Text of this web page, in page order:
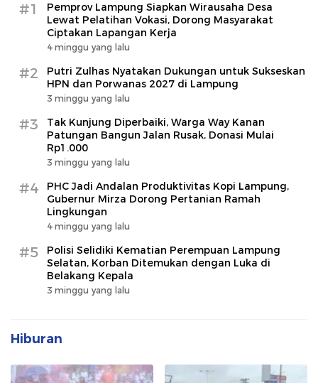
#1
Pemprov Lampung Siapkan Wirausaha Desa
Lewat Pelatihan Vokasi, Dorong Masyarakat
Ciptakan Lapangan Kerja
4 minggu yang lalu
#2
Putri Zulhas Nyatakan Dukungan untuk Sukseskan
HPN dan Porwanas 2027 di Lampung
3 minggu yang lalu
#3
Tak Kunjung Diperbaiki, Warga Way Kanan
Patungan Bangun Jalan Rusak, Donasi Mulai
Rp1.000
3 minggu yang lalu
#4
PHC Jadi Andalan Produktivitas Kopi Lampung,
Gubernur Mirza Dorong Pertanian Ramah
Lingkungan
4 minggu yang lalu
#5
Polisi Selidiki Kematian Perempuan Lampung
Selatan, Korban Ditemukan dengan Luka di
Belakang Kepala
3 minggu yang lalu
Hiburan